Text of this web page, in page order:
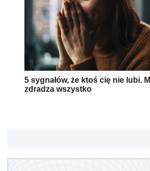
5 sygnałów, że ktoś cię nie lubi.
zdradza wszystko